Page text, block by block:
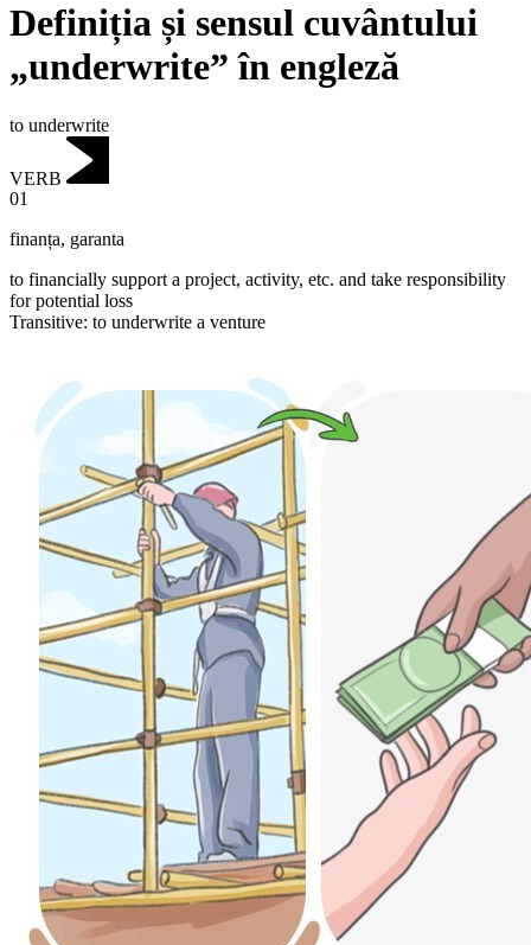
Definiția și sensul cuvântului
„underwrite” în engleză
to underwrite
VERB
01
finanța, garanta
to financially support a project, activity, etc. and take responsibility
for potential loss
Transitive: to underwrite a venture